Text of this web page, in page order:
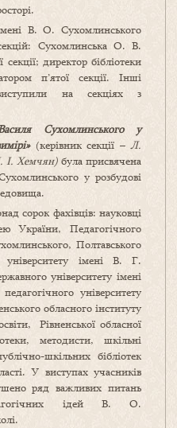
В. О. Сухомлинського
Сухомлинська О. В.
директор бібліотеки
п’ятої секції. Інші
виступили на секціях з
Сухомлинського у
(керівник секції –Л.
І. Хемчян) була присвячена
у розбудові
сорок фахівців: науковці
Педагогічного
Полтавського
університету імені В. Г.
університету імені
університету
обласного інституту
Рівненської обласної
методисти, шкільні
шкільних бібліотек
У виступах учасників
ряд важливих питань
ідей В. О.